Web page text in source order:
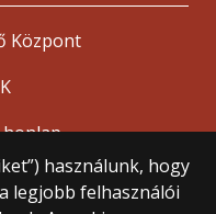
használunk, hogy
legjobb felhasználói
Központ
honlap